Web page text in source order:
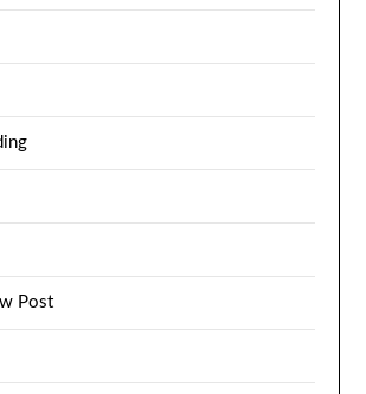
Post